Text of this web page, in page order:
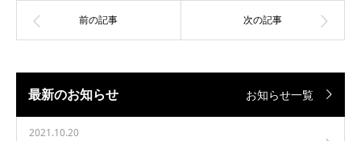
最新のお知らせ お知らせ一覧
2021.10.20